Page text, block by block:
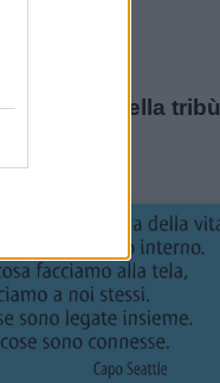
Sioux)
della tribù